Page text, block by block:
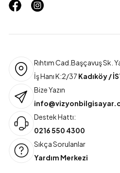
Rıhtım Cad.Başçavuş Sk.
İş Hanı K:2/37 Kadıköy /
Bize Yazın
Destek Hattı:
0216 550 4300
Sıkça Sorulanlar
Yardım Merkezi